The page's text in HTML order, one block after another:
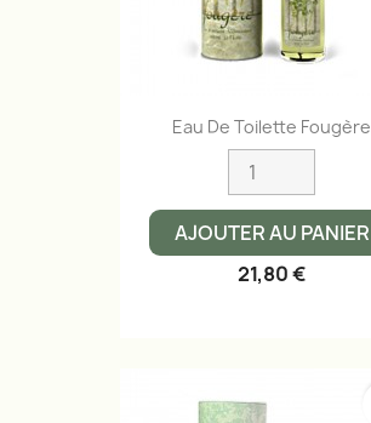
Eau De Toilette Fougère
AJOUTER AU PANIER
21,80 €